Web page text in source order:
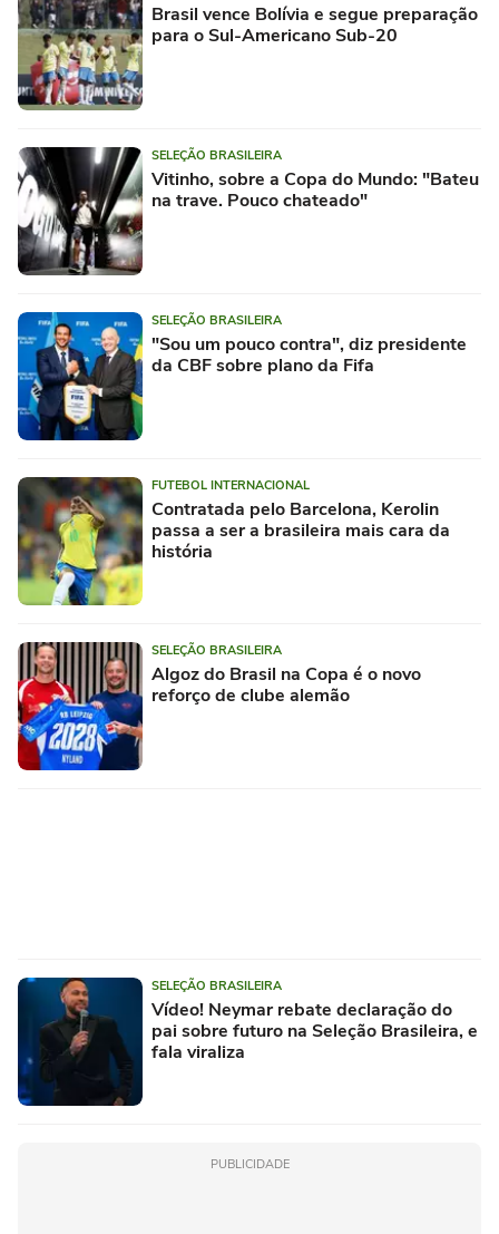
Brasil vence Bolívia e segue preparação
para o Sul-Americano Sub-20
SELEÇÃO BRASILEIRA
Vitinho, sobre a Copa do Mundo: "Bateu
na trave. Pouco chateado"
SELEÇÃO BRASILEIRA
"Sou um pouco contra", diz presidente
da CBF sobre plano da Fifa
FUTEBOL INTERNACIONAL
Contratada pelo Barcelona, Kerolin
passa a ser a brasileira mais cara da
história
SELEÇÃO BRASILEIRA
Algoz do Brasil na Copa é o novo
reforço de clube alemão
SELEÇÃO BRASILEIRA
Vídeo! Neymar rebate declaração do
pai sobre futuro na Seleção Brasileira, e
fala viraliza
PUBLICIDADE